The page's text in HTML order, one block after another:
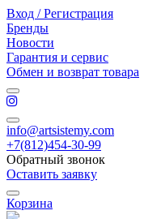
Вход / Регистрация
Бренды
Новости
Гарантия и сервис
Обмен и возврат товара
info@artsistemy.com
+7(812)454-30-99
Обратный звонок
Оставить заявку
Корзина